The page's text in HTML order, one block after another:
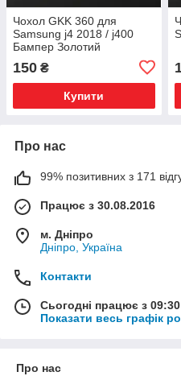
Чохол GKK 360 для
Samsung j4 2018 / j400
Бампер Золотий
150 ₴
Купити
Про нас
99% позитивних з 171
Працює з 30.08.2016
м. Дніпро
Дніпро, Україна
Контакти
Сьогодні працює з
Показати весь графік
Про нас